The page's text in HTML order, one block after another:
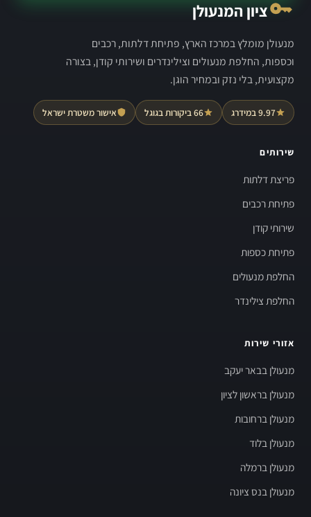
ציון המנעולן
מנעולן מומלץ במרכז הארץ, פתיחת דלתות, רכבים
וכספות, החלפת מנעולים וצילינדרים ושירותי קודן, בצורה
מקצועית, בלי נזק ובמחיר הוגן.
9.97 במידרג 66 ביקורות בגוגל אישור משטרת ישראל
שירותים
פריצת דלתות
פתיחת רכבים
שירותי קודן
פתיחת כספות
החלפת מנעולים
החלפת צילינדר
אזורי שירות
מנעולן בבאר יעקב
מנעולן בראשון לציון
מנעולן ברחובות
מנעולן בלוד
מנעולן ברמלה
מנעולן בנס ציונה